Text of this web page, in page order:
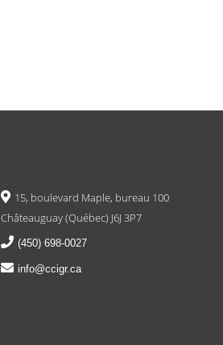
15, boulevard Maple, bureau 100
Châteauguay (Québec) J6J 3P7
(450) 698-0027
info@ccigr.ca